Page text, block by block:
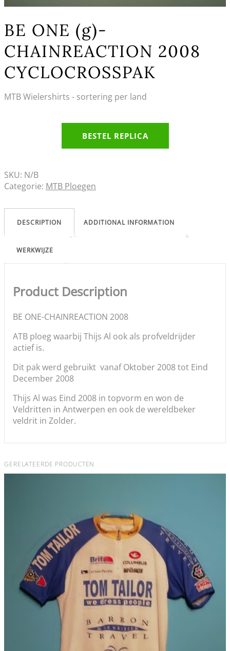
BE ONE (g)-
CHAINREACTION 2008
CYCLOCROSSPAK
MTB Wielershirts - sortering per land
BESTEL REPLICA
SKU: N/B
Categorie: MTB Ploegen
DESCRIPTION ADDITIONAL INFORMATION
WERKWIJZE
Product Description
BE ONE-CHAINREACTION 2008
ATB ploeg waarbij Thijs Al ook als profveldrijder
actief is.
Dit pak werd gebruikt vanaf Oktober 2008 tot Eind
December 2008
Thijs Al was Eind 2008 in topvorm en won de
Veldritten in Antwerpen en ook de wereldbeker
veldrit in Zolder.
GERELATEERDE PRODUCTEN